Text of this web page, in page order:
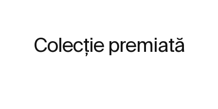
Colecție premiată